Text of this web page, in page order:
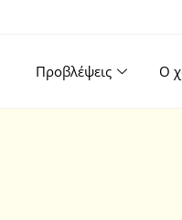
Προβλέψεις Ο